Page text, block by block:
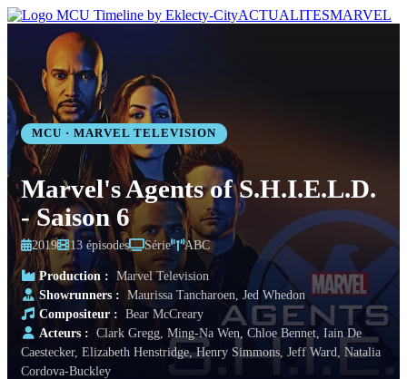
ACTUALITESMARVEL
MCU · MARVEL TELEVISION
Marvel's Agents of S.H.I.E.L.D.
- Saison 6
2019 13 épisodes Série ABC
Production : Marvel Television
Showrunners : Maurissa Tancharoen, Jed Whedon
Compositeur : Bear McCreary
Acteurs : Clark Gregg, Ming-Na Wen, Chloe Bennet, Iain De
Caestecker, Elizabeth Henstridge, Henry Simmons, Jeff Ward, Natalia
Cordova-Buckley